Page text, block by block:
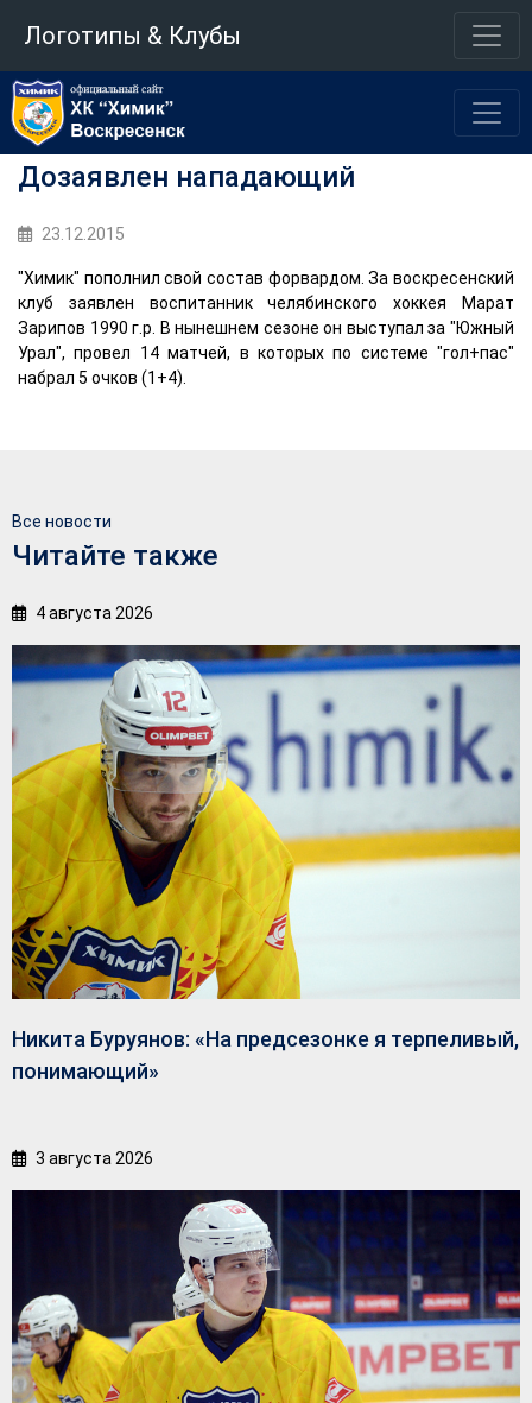
Логотипы & Клубы
Дозаявлен нападающий
23.12.2015
"Химик" пополнил свой состав форвардом. За воскресенский
клуб заявлен воспитанник челябинского хоккея Марат
Зарипов 1990 г.р. В нынешнем сезоне он выступал за "Южный
Урал", провел 14 матчей, в которых по системе "гол+пас"
набрал 5 очков (1+4).
Все новости
Читайте также
4 августа 2026
Никита Буруянов: «На предсезонке я терпеливый,
понимающий»
3 августа 2026